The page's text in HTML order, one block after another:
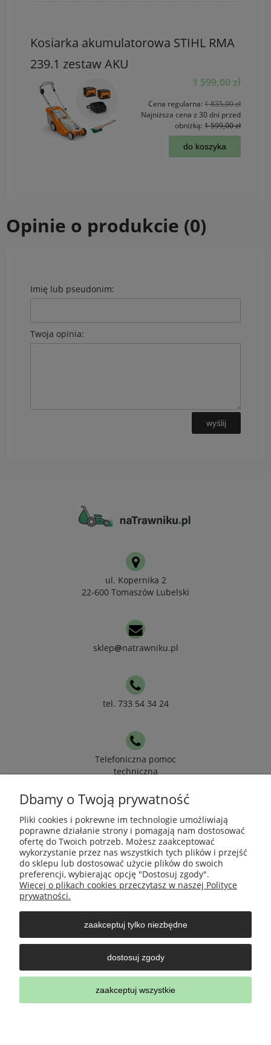
Kosiarka akumulatorowa STIHL RMA
239.1 zestaw AKU
1 599,00 zł
Cena regularna: 1 835,00 zł
Najniższa cena z 30 dni przed
obniżką: 1 599,00 zł
do koszyka
Opinie o produkcie (0)
Imię lub pseudonim:
Twoja opinia:
wyślij
ul. Kopernika 2
22-600 Tomaszów Lubelski
sklep@natrawniku.pl
tel. 733 54 34 24
Telefoniczna pomoc
techniczna
Pomoc
Moje konto
Płatności i dostawa
Informacje
O nas
Dbamy o Twoją prywatność
Pliki cookies i pokrewne im technologie umożliwiają
poprawne działanie strony i pomagają nam dostosować
ofertę do Twoich potrzeb. Możesz zaakceptować
wykorzystanie przez nas wszystkich tych plików i przejść
do sklepu lub dostosować użycie plików do swoich
preferencji, wybierając opcję "Dostosuj zgody".
Więcej o plikach cookies przeczytasz w naszej Polityce
prywatności.
zaakceptuj tylko niezbędne
dostosuj zgody
zaakceptuj wszystkie